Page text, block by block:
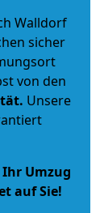
Walldorf
sicher
von den
. Unsere
Umzug
auf Sie!